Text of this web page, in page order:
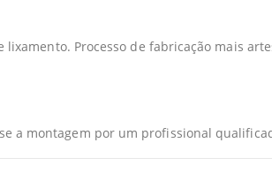
Processo de fabricação mais
a montagem por um profissional